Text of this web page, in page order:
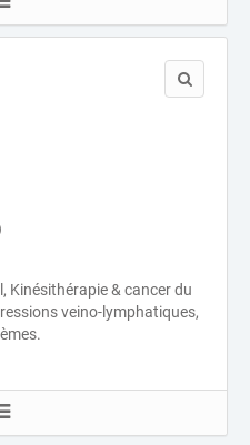
Kinésithérapie & cancer du
veino-lymphatiques,